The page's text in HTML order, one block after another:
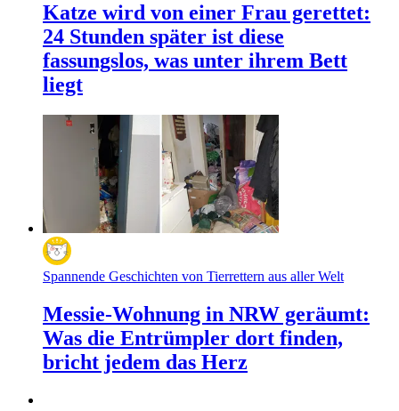
Katze wird von einer Frau gerettet:
24 Stunden später ist diese
fassungslos, was unter ihrem Bett
liegt
Spannende Geschichten von Tierrettern aus aller Welt
Messie-Wohnung in NRW geräumt:
Was die Entrümpler dort finden,
bricht jedem das Herz